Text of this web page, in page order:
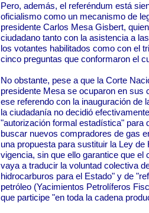
Pero, además, el referéndum está
oficialismo como un mecanismo de
presidente Carlos Mesa Gisbert,
ciudadano tanto con la asistencia a
los votantes habilitados como con el
cinco preguntas que conformaron el
No obstante, pese a que la Corte
presidente Mesa se ocuparon en sus
ese referendo con la inauguración de
la ciudadanía no decidió
"autorización formal estadística" para
buscar nuevos compradores de gas
una propuesta para sustituir la Ley
vigencia, sin que ello garantice que el
vaya a traducir la voluntad colectiva
hidrocarburos para el Estado" y de
petróleo (Yacimientos Petrolíferos
que participe "en toda la cadena